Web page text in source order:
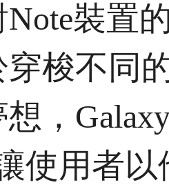
Note裝置
梭不同
，
使用者